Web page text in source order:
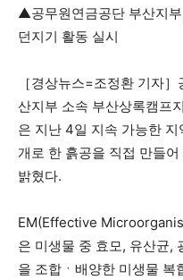
▲공무원연금공단 부산지
던지기 활동 실시
［경상뉴스=조정환 기자
산지부 소속 부산상록캠프
은 지난 4일 지속 가능한
개로 한 흙공을 직접 만들
밝혔다.
EM(Effective
은 미생물 중 효모, 유산균,
을 조합ㆍ배양한 미생물 복